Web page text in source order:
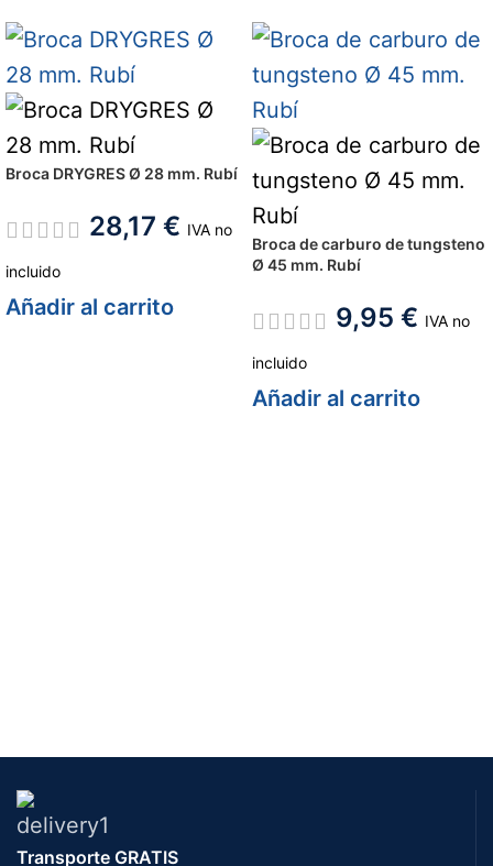
Broca DRYGRES Ø 28 mm. Rubí
28,17 € IVA no
incluido
Añadir al carrito
Broca de carburo de tungsteno
Ø 45 mm. Rubí
9,95 € IVA no
incluido
Añadir al carrito
Transporte GRATIS